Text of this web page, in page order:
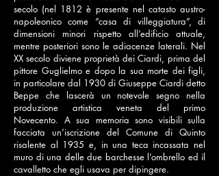
secolo (nel 1812 è presente nel catasto austro-
napoleonico come “casa di villeggiatura”, di
dimensioni minori rispetto all’edificio attuale,
mentre posteriori sono le adiacenze laterali. Nel
XX secolo diviene proprietà dei Ciardi, prima del
pittore Guglielmo e dopo la sua morte dei figli,
in particolare dal 1930 di Giuseppe Ciardi detto
Beppe che lascerà un notevole segno nella
produzione artistica veneta del primo
Novecento. A sua memoria sono visibili sulla
facciata un’iscrizione del Comune di Quinto
risalente al 1935 e, in una teca incassata nel
muro di una delle due barchesse l’ombrello ed il
cavalletto che egli usava per dipingere.